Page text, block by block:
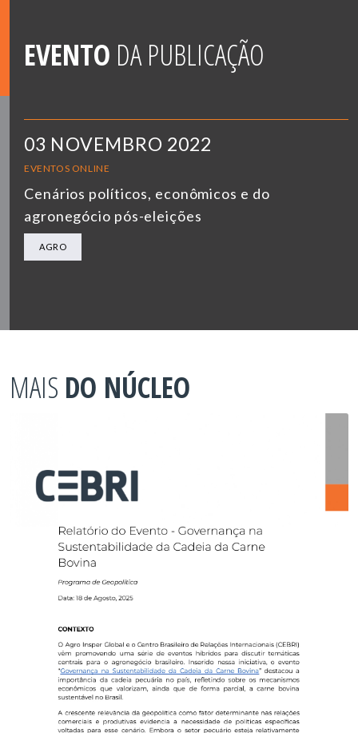
EVENTO DA PUBLICAÇÃO
03 NOVEMBRO 2022
EVENTOS ONLINE
Cenários políticos, econômicos e do
agronegócio pós-eleições
AGRO
MAIS DO NÚCLEO